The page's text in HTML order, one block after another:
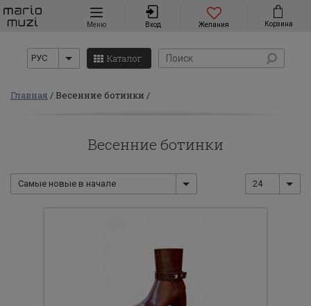
Навигация
Меню Вход Желания Корзина
РУС Каталог
Главная Весенние ботинки
Весенние ботинки
Самые новые в начале 24